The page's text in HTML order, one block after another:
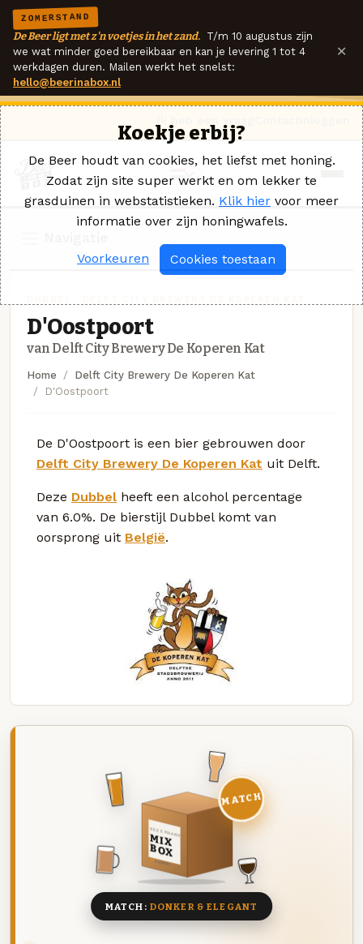
ZOMERSTAND
De Beer ligt met z'n voetjes in het zand. T/m 10 augustus zijn
we wat minder goed bereikbaar en kan je levering 1 tot 4
werkdagen duren. Mailen werkt het snelst:
hello@beerinabox.nl
×
D'Oostpoort
van Delft City Brewery De Koperen Kat
Home
Delft City Brewery De Koperen Kat
D'Oostpoort
De D'Oostpoort is een bier gebrouwen door
Delft City Brewery De Koperen Kat uit Delft.
Deze Dubbel heeft een alcohol percentage
van 6.0%. De bierstijl Dubbel komt van
oorsprong uit België.
DEZE MAAND
MIX
BOX
8 BIEREN
MATCH
MATCH: DONKER & ELEGANT
Koekje erbij?
De Beer houdt van cookies, het liefst met honing.
Zodat zijn site super werkt en om lekker te
grasduinen in webstatistieken. Klik hier voor meer
informatie over zijn honingwafels.
Voorkeuren Cookies toestaan